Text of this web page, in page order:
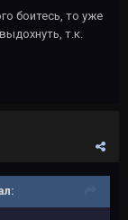
боитесь, то уже
т.к.